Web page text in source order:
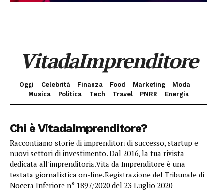
VitadaImprenditore
Oggi Celebrità Finanza Food Marketing
Moda
Musica
Politica Tech Travel PNRR Energia
Chi è VitadaImprenditore?
Raccontiamo storie di imprenditori di successo, startup e
nuovi settori di investimento. Dal 2016, la tua rivista
dedicata all'imprenditoria.Vita da Imprenditore è una
testata giornalistica on-line.Registrazione del Tribunale di
Nocera Inferiore n° 1897/2020 del 23 Luglio 2020